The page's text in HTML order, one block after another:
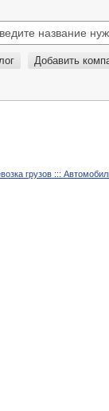
Добавить
грузов :::